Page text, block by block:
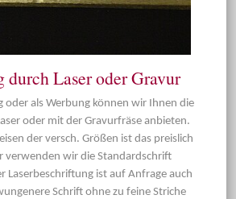
durch Laser oder Gravur
oder als Werbung können wir Ihnen die
oder mit der Gravurfräse anbieten.
der versch. Größen ist das preislich
verwenden wir die Standardschrift
Laserbeschriftung ist auf Anfrage auch
Schrift ohne zu feine Striche